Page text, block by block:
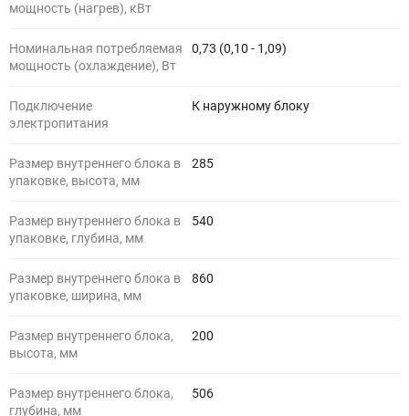
мощность (нагрев), кВт
Номинальная потребляемая
мощность (охлаждение), Вт
0,73 (0,10 - 1,09)
Подключение
электропитания
К наружному блоку
Размер внутреннего блока в
упаковке, высота, мм
285
Размер внутреннего блока в
упаковке, глубина, мм
540
Размер внутреннего блока в
упаковке, ширина, мм
860
Размер внутреннего блока,
высота, мм
200
Размер внутреннего блока,
глубина, мм
506